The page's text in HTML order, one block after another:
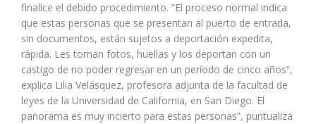
finalice el debido procedimiento. “El proceso normal indica
que estas personas que se presentan al puerto de entrada,
sin documentos, están sujetos a deportación expedita,
rápida. Les toman fotos, huellas y los deportan con un
castigo de no poder regresar en un período de cinco años”,
explica Lilia Velásquez, profesora adjunta de la facultad de
leyes de la Universidad de California, en San Diego. El
panorama es muy incierto para estas personas”, puntualiza